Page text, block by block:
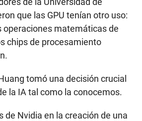
que las GPU tenían otro uso:
operaciones matemáticas de
chips de procesamiento
tomó una decisión crucial
la IA tal como la conocemos.
de Nvidia en la creación de una